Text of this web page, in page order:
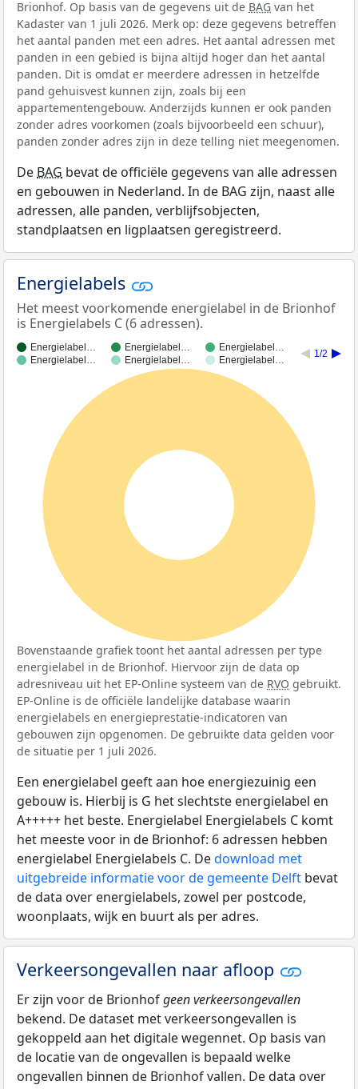
Brionhof. Op basis van de gegevens uit de BAG van het
Kadaster van 1 juli 2026. Merk op: deze gegevens betreffen
het aantal panden met een adres. Het aantal adressen met
panden in een gebied is bijna altijd hoger dan het aantal
panden. Dit is omdat er meerdere adressen in hetzelfde
pand gehuisvest kunnen zijn, zoals bij een
appartementengebouw. Anderzijds kunnen er ook panden
zonder adres voorkomen (zoals bijvoorbeeld een schuur),
panden zonder adres zijn in deze telling niet meegenomen.
De BAG bevat de officiële gegevens van alle adressen
en gebouwen in Nederland. In de BAG zijn, naast alle
adressen, alle panden, verblijfsobjecten,
standplaatsen en ligplaatsen geregistreerd.
Energielabels
Het meest voorkomende energielabel in de Brionhof
is Energielabels C (6 adressen).
Energielabel… Energielabel…
Energielabel…
Energielabel…
Energielabel… Energielabel…
1/2
Bovenstaande grafiek toont het aantal adressen per type
energielabel in de Brionhof. Hiervoor zijn de data op
adresniveau uit het EP-Online systeem van de RVO gebruikt.
EP-Online is de officiële landelijke database waarin
energielabels en energieprestatie-indicatoren van
gebouwen zijn opgenomen. De gebruikte data gelden voor
de situatie per 1 juli 2026.
Een energielabel geeft aan hoe energiezuinig een
gebouw is. Hierbij is G het slechtste energielabel en
A+++++ het beste. Energielabel Energielabels C komt
het meeste voor in de Brionhof: 6 adressen hebben
energielabel Energielabels C. Dedownload met
uitgebreide informatie voor de gemeente Delft bevat
de data over energielabels, zowel per postcode,
woonplaats, wijk en buurt als per adres.
Verkeersongevallen naar afloop
Er zijn voor de Brionhofgeen verkeersongevallen
bekend. De dataset met verkeersongevallen is
gekoppeld aan het digitale wegennet. Op basis van
de locatie van de ongevallen is bepaald welke
ongevallen binnen de Brionhof vallen. De data over